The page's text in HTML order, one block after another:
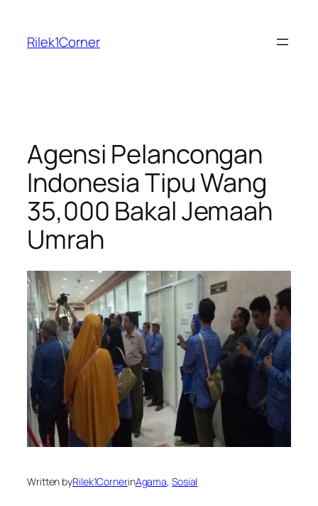
content
Rilek1Corner
Agensi Pelancongan
Indonesia Tipu Wang
35,000 Bakal Jemaah
Umrah
Written byRilek1CornerinAgama, Sosial